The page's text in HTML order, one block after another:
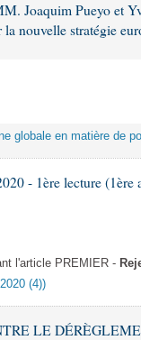
Joaquim Pueyo et
nouvelle stratégie
globale en matière de
- 1ère lecture (1ère
l'article PREMIER -
(4))
LE